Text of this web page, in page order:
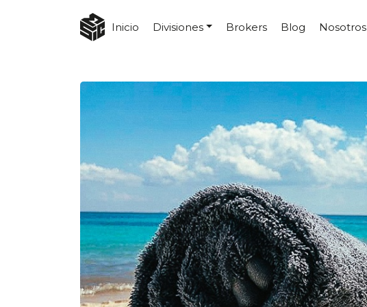
Inicio Divisiones Brokers Blog Nosotros